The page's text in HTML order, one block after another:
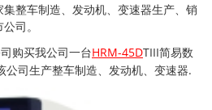
整车制造、发动机、变速器生产、销
司。
购买我公司一台HRM-45DTIII简易数
公司生产整车制造、发动机、变速器.